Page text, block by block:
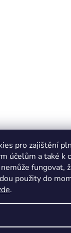
pro zajištění
účelům a také k
fungovat,
použity do
.